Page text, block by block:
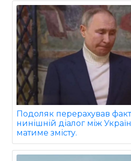
Подоляк перерахував
нинішній діалог між
матиме змісту.